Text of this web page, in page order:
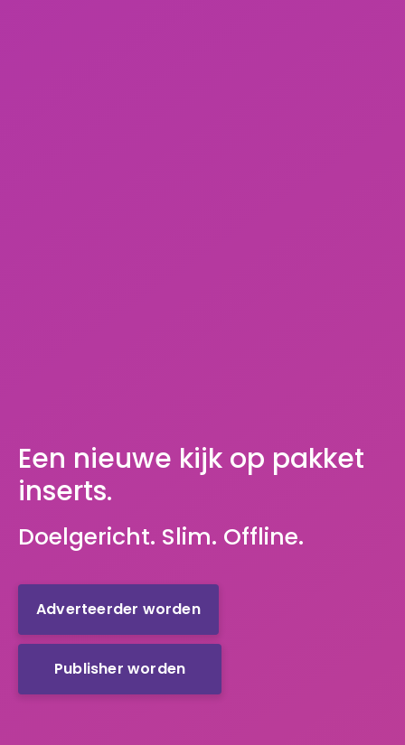
Een nieuwe kijk op pakket
inserts.
Doelgericht. Slim. Offline.
Adverteerder worden
Publisher worden